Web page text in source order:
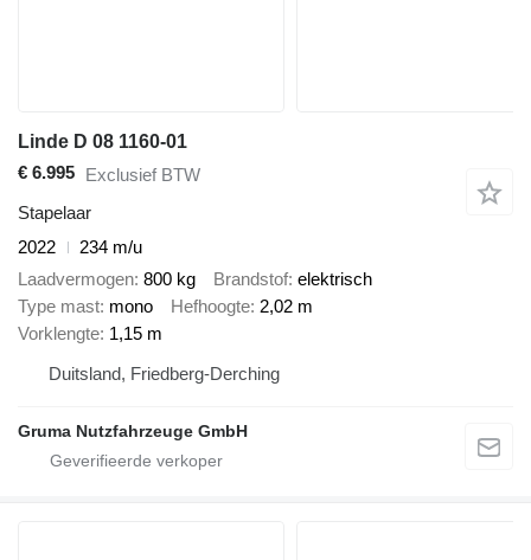
Linde D 08 1160-01
€ 6.995 Exclusief BTW
Stapelaar
2022
234 m/u
Laadvermogen 800 kg Brandstof elektrisch
Type mast mono Hefhoogte 2,02 m
Vorklengte 1,15 m
Duitsland, Friedberg-Derching
Gruma Nutzfahrzeuge GmbH